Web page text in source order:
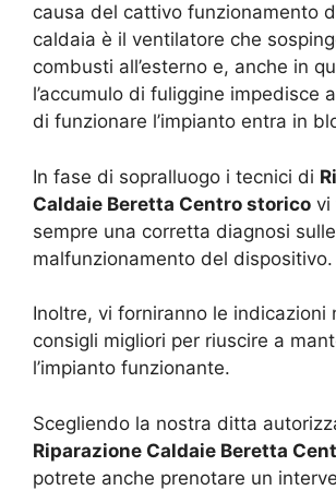
causa del cattivo funzionamento
caldaia è il ventilatore che
combusti all’esterno e, anche in
l’accumulo di fuliggine impedisce
di funzionare l’impianto entra in
In fase di sopralluogo i tecnici di
Caldaie Beretta Centro storico vi
sempre una corretta diagnosi
malfunzionamento del dispositivo.
Inoltre, vi forniranno le indicazioni
consigli migliori per riuscire a
l’impianto funzionante.
Scegliendo la nostra ditta
Riparazione Caldaie Beretta
potrete anche prenotare un